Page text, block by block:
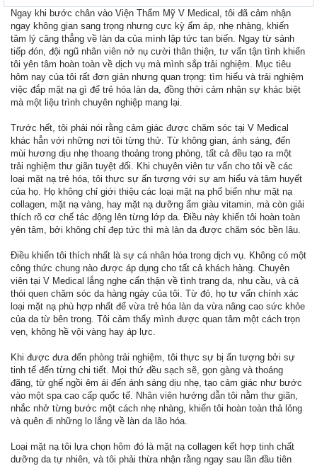
Ngay khi bước chân vào Viện Thẩm Mỹ V Medical, tôi đã cảm nhận
ngay không gian sang trọng nhưng cực kỳ ấm áp, nhẹ nhàng, khiến
tâm lý căng thẳng về làn da của mình lập tức tan biến. Ngay từ sảnh
tiếp đón, đội ngũ nhân viên nở nụ cười thân thiện, tư vấn tận tình khiến
tôi yên tâm hoàn toàn về dịch vụ mà mình sắp trải nghiệm. Mục tiêu
hôm nay của tôi rất đơn giản nhưng quan trọng: tìm hiểu và trải nghiệm
việc đắp mặt nạ gì để trẻ hóa làn da, đồng thời cảm nhận sự khác biệt
mà một liệu trình chuyên nghiệp mang lại.
Trước hết, tôi phải nói rằng cảm giác được chăm sóc tại V Medical
khác hẳn với những nơi tôi từng thử. Từ không gian, ánh sáng, đến
mùi hương dịu nhẹ thoang thoảng trong phòng, tất cả đều tạo ra một
trải nghiệm thư giãn tuyệt đối. Khi chuyên viên tư vấn cho tôi về các
loại mặt nạ trẻ hóa, tôi thực sự ấn tượng với sự am hiểu và tâm huyết
của họ. Họ không chỉ giới thiệu các loại mặt nạ phổ biến như mặt nạ
collagen, mặt nạ vàng, hay mặt nạ dưỡng ẩm giàu vitamin, mà còn giải
thích rõ cơ chế tác động lên từng lớp da. Điều này khiến tôi hoàn toàn
yên tâm, bởi không chỉ đẹp tức thì mà làn da được chăm sóc bền lâu.
Điều khiến tôi thích nhất là sự cá nhân hóa trong dịch vụ. Không có một
công thức chung nào được áp dụng cho tất cả khách hàng. Chuyên
viên tại V Medical lắng nghe cẩn thận về tình trạng da, nhu cầu, và cả
thói quen chăm sóc da hàng ngày của tôi. Từ đó, họ tư vấn chính xác
loại mặt nạ phù hợp nhất để vừa trẻ hóa làn da vừa nâng cao sức khỏe
của da từ bên trong. Tôi cảm thấy mình được quan tâm một cách trọn
vẹn, không hề vội vàng hay áp lực.
Khi được đưa đến phòng trải nghiệm, tôi thực sự bị ấn tượng bởi sự
tinh tế đến từng chi tiết. Mọi thứ đều sạch sẽ, gọn gàng và thoáng
đãng, từ ghế ngồi êm ái đến ánh sáng dịu nhẹ, tạo cảm giác như bước
vào một spa cao cấp quốc tế. Nhân viên hướng dẫn tôi nằm thư giãn,
nhắc nhở từng bước một cách nhẹ nhàng, khiến tôi hoàn toàn thả lỏng
và quên đi những lo lắng về làn da lão hóa.
Loại mặt nạ tôi lựa chọn hôm đó là mặt nạ collagen kết hợp tinh chất
dưỡng da tự nhiên, và tôi phải thừa nhận rằng ngay sau lần đầu tiên